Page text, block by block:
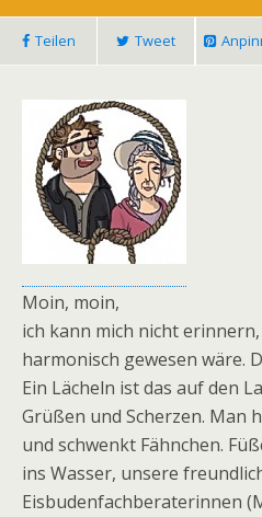
Teilen Tweet
Moin, moin,
ich kann mich nicht
harmonisch gewesen wäre.
Ein Lächeln ist das auf den
Grüßen und Scherzen. Man
und schwenkt Fähnchen.
ins Wasser, unsere
Eisbudenfachberaterinnen